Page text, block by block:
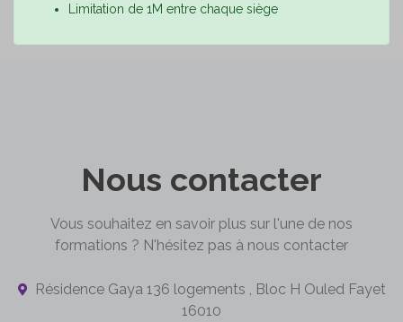
Limitation de 1M entre chaque siège
Nous contacter
Vous souhaitez en savoir plus sur l'une de nos
formations ? N'hésitez pas à nous contacter
Résidence Gaya 136 logements , Bloc H Ouled Fayet
16010